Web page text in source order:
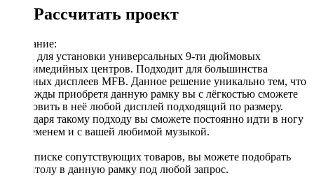
Рассчитать проект
Описание:
Рамка для установки универсальных 9-ти дюймовых
мультимедийных центров. Подходит для большинства
овальных дисплеев MFB. Данное решение уникально тем, что
единожды приобретя данную рамку вы с лёгкостью сможете
установить в неё любой дисплей подходящий по размеру.
Благодаря такому подходу вы сможете постоянно идти в ногу
со временем и с вашей любимой музыкой.
[!] В списке сопутствующих товаров, вы можете подобрать
магнитолу в данную рамку под любой запрос.